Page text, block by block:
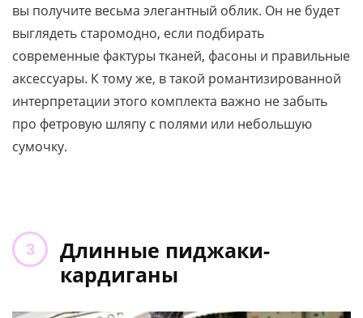
вы получите весьма элегантный облик. Он не будет
выглядеть старомодно, если подбирать
современные фактуры тканей, фасоны и правильные
аксессуары. К тому же, в такой романтизированной
интерпретации этого комплекта важно не забыть
про фетровую шляпу с полями или небольшую
сумочку.
Длинные пиджаки-
кардиганы